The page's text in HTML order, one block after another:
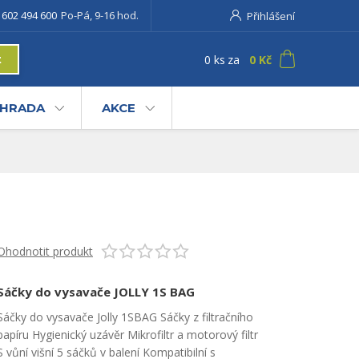
Přihlášení
494 600 Po-Pá, 9-16 hod.
0 ks za 0 Kč
AKCE
produkt
do vysavače JOLLY 1S BAG
do vysavače Jolly 1SBAG Sáčky z filtračního
Hygienický uzávěr Mikrofiltr a motorový filtr
vůní višní 5 sáčků v balení Kompatibilní s